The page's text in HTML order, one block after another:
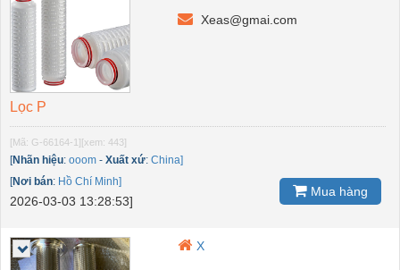
Xeas@gmai.com
Lọc P
[Mã: G-66164-1] [xem: 443]
[Nhãn hiệu: ooom - Xuất xứ: China]
[Nơi bán: Hồ Chí Minh]
2026-03-03 13:28:53]
Mua hàng
X